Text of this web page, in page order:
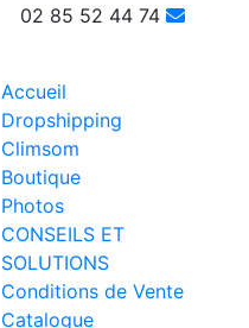
02 85 52 44 74
Accueil
Dropshipping
Climsom
Boutique
Photos
CONSEILS ET
SOLUTIONS
Conditions de Vente
Catalogue